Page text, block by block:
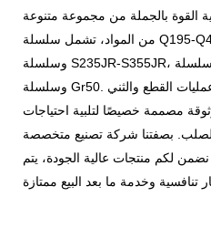
القوة بالجملة من مجموعة متنوعة
من المواد، تشمل سلسلة Q195-Q420، وسلسلة SS400-SS540،
وسلسلة S235JR-S355JR، وسلسلة ST، وسلسلة A36-A992،
وسلسلة Gr50. تُعالج هذه المواد من خلال عمليات القطع والثني
مصممة خصيصًا لتلبية احتياجات
بصفتنا شركة تصنيع متخصصة
لكم منتجات عالية الجودة، يتم